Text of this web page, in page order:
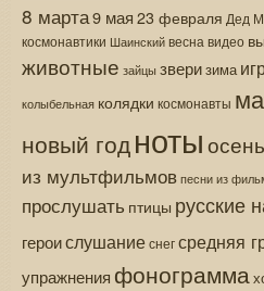
8 марта9 мая 23 февраля Дед
космонавтики Шаинскийвесна видео
животные зайцы зверизима
колыбельная колядки космонавты
новый годнотыосень
из мультфильмов песни из
прослушать птицы русские
героислушаниеснегсредняя
упражнения фонограмма